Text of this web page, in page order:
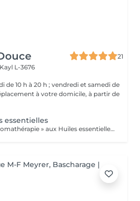
21
Kayl L-3676
; vendredi et samedi de
à votre domicile, à partir de
essentielles
Divers massages d' « Aromathérapie » aux Huiles essentielles (pour le corps) Ces massages apportent un soulagement immédiat à la tension musculaire, améliorent la circulation sanguine et lymphatique, augmente ses défenses Immunitaires. .Massage détente relax, "Plaisir" .Massage relaxation "Cocoon" .Massage amincissement drainage "Détox" .Massage pour les "douleurs articulaires" (dos-épaules-genoux) .Massage "Réflexe" : soulage courbatures, tendinites et autres douleurs articulaires et musculaires. Conseillé pour les sportifs ! .Massage "Tonic" pour la fatigue nerveuse, l'épuisement, le surmenage, le stress, la déprime, Besoin de Peps, et d'énergie, baisse de libido (tonique générale) ; Système immunitaire affaibli, rhume, antivirale, bronchite, nez bouché, sinusite, Arthrose, hyperthyroidie, fatigue des glandes surrénales... Ce massage est conseillé pour les périodes hivernales !